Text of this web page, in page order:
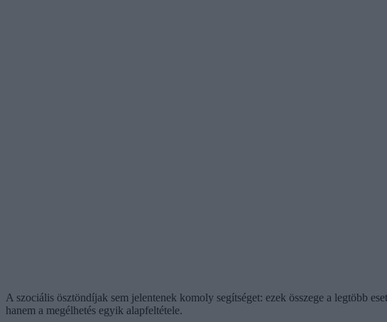
A szociális ösztöndíjak sem jelentenek komoly segítséget: ezek összege a legtöbb
hanem a megélhetés egyik alapfeltétele.